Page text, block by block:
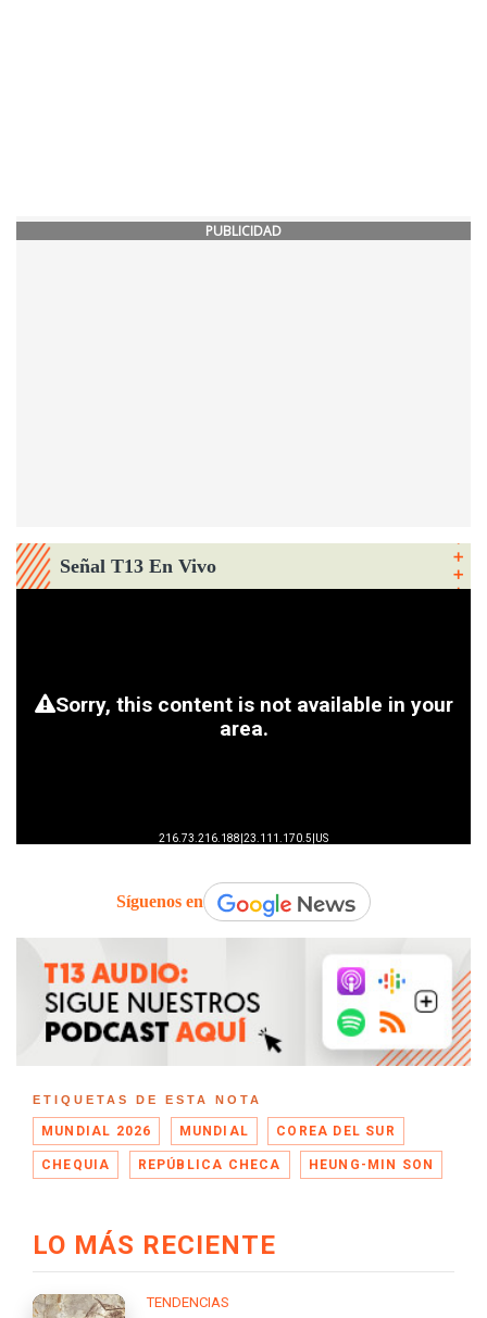
PUBLICIDAD
Señal T13 En Vivo
Síguenos en
ETIQUETAS DE ESTA NOTA
MUNDIAL 2026 MUNDIAL COREA DEL SUR
CHEQUIA REPÚBLICA CHECA HEUNG-MIN SON
LO MÁS RECIENTE
TENDENCIAS